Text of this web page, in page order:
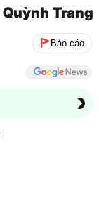
Quỳnh Trang
Báo cáo